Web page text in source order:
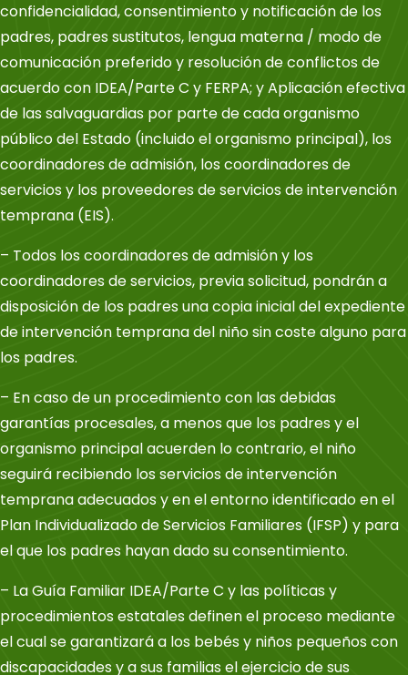
confidencialidad, consentimiento y notificación de los
padres, padres sustitutos, lengua materna / modo de
comunicación preferido y resolución de conflictos de
acuerdo con IDEA/Parte C y FERPA; y Aplicación efectiva
de las salvaguardias por parte de cada organismo
público del Estado (incluido el organismo principal), los
coordinadores de admisión, los coordinadores de
servicios y los proveedores de servicios de intervención
temprana (EIS).
– Todos los coordinadores de admisión y los
coordinadores de servicios, previa solicitud, pondrán a
disposición de los padres una copia inicial del expediente
de intervención temprana del niño sin coste alguno para
los padres.
– En caso de un procedimiento con las debidas
garantías procesales, a menos que los padres y el
organismo principal acuerden lo contrario, el niño
seguirá recibiendo los servicios de intervención
temprana adecuados y en el entorno identificado en el
Plan Individualizado de Servicios Familiares (IFSP) y para
el que los padres hayan dado su consentimiento.
– La Guía Familiar IDEA/Parte C y las políticas y
procedimientos estatales definen el proceso mediante
el cual se garantizará a los bebés y niños pequeños con
discapacidades y a sus familias el ejercicio de sus